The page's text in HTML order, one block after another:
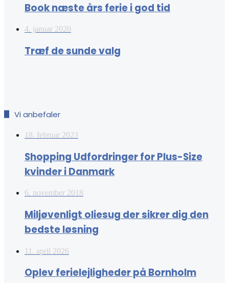
Book næste års ferie i god tid
4. januar 2020
Træf de sunde valg
Vi anbefaler
18. februar 2023
Shopping Udfordringer for Plus-Size
kvinder i Danmark
6. november 2018
Miljøvenligt oliesug der sikrer dig den
bedste løsning
11. april 2026
Oplev ferielejligheder på Bornholm